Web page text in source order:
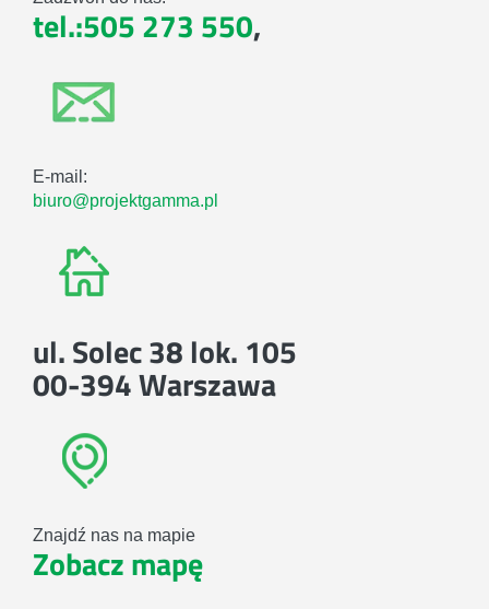
tel.:505 273 550,
E-mail:
biuro@projektgamma.pl
ul. Solec 38 lok. 105
00-394 Warszawa
Znajdź nas na mapie
Zobacz mapę